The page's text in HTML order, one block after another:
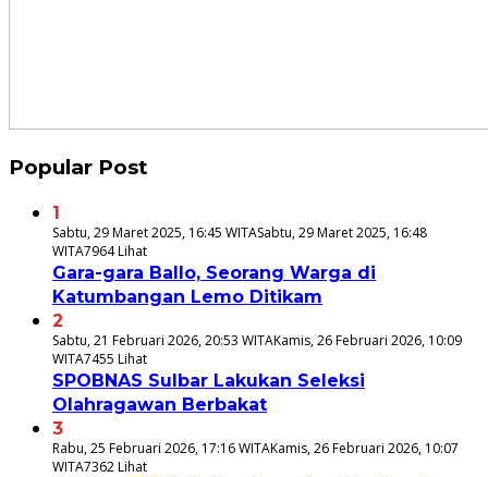
Popular Post
1
Sabtu, 29 Maret 2025, 16:45 WITASabtu, 29 Maret 2025, 16:48
WITA7964 Lihat
Gara-gara Ballo, Seorang Warga di
Katumbangan Lemo Ditikam
2
Sabtu, 21 Februari 2026, 20:53 WITAKamis, 26 Februari 2026, 10:09
WITA7455 Lihat
SPOBNAS Sulbar Lakukan Seleksi
Olahragawan Berbakat
3
Rabu, 25 Februari 2026, 17:16 WITAKamis, 26 Februari 2026, 10:07
WITA7362 Lihat